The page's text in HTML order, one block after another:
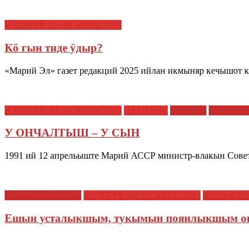
Кӧ гын тиде ӱдыр?
«Марий Эл» газет редакций 2025 ийлан икмыняр
У ОНЧАЛТЫШ – У СЫН
1991 ий 12 апрельыште Марий АССР министр-влакын
Ешын усталыкшым, тукымын поянлыкшым